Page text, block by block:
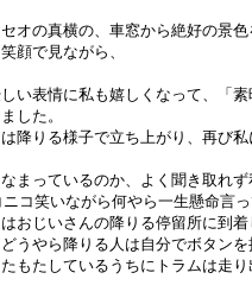
オの真横の、車窓から絶好の景
顔で見ながら、
い表情に私も嬉しくなって、「
した。
降りる様子で立ち上がり、再び
まっているのか、よく聞き取れ
コ笑いながら何やら一生懸命言
おじいさんの降りる停留所に到
うやら降りる人は自分でボタン
もたしているうちにトラムは走